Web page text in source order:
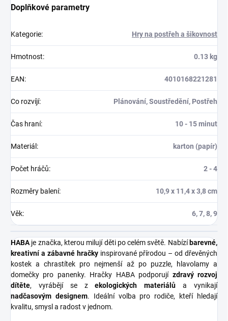
Doplňkové parametry
Kategorie: Hry na postřeh a šikovnost
Hmotnost: 0.13 kg
EAN: 4010168221281
Co rozvíjí: Plánování, Soustředění, Postřeh
Čas hraní: 10 - 15 minut
Materiál : karton (papír)
Počet hráčů: 2 - 4
Rozměry balení: 10,9 x 11,4 x 3,8 cm
Věk: 6, 7, 8, 9
HABA je značka, kterou milují děti po celém světě. Nabízí barevné,
kreativní a zábavné hračky inspirované přírodou – od dřevěných
kostek a chrastítek pro nejmenší až po puzzle, hlavolamy a
domečky pro panenky. Hračky HABA podporují zdravý rozvoj
dítěte, vyrábějí se zekologických materiálů a vynikají
nadčasovým designem. Ideální volba pro rodiče, kteří hledají
kvalitu, smysl a radost v jednom.